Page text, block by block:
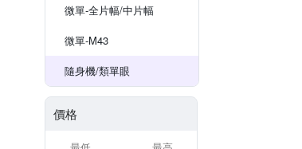
微單-全片幅/中片幅
微單-M43
隨身機/類單眼
價格